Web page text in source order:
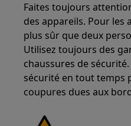
Faites toujours
des appareils. Pour les
plus sûr que deux
Utilisez toujours des
chaussures de
sécurité en tout temps
coupures dues aux